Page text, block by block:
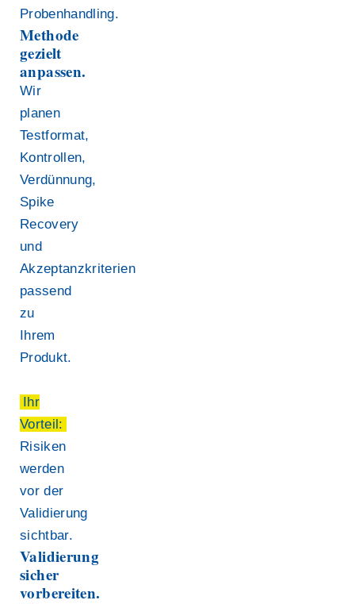
Probenhandling.
Methode
gezielt
anpassen.
Wir
planen
Testformat,
Kontrollen,
Verdünnung,
Spike
Recovery
und
Akzeptanzkriterien
passend
zu
Ihrem
Produkt.
Ihr
Vorteil:
Risiken
werden
vor der
Validierung
sichtbar.
Validierung
sicher
vorbereiten.